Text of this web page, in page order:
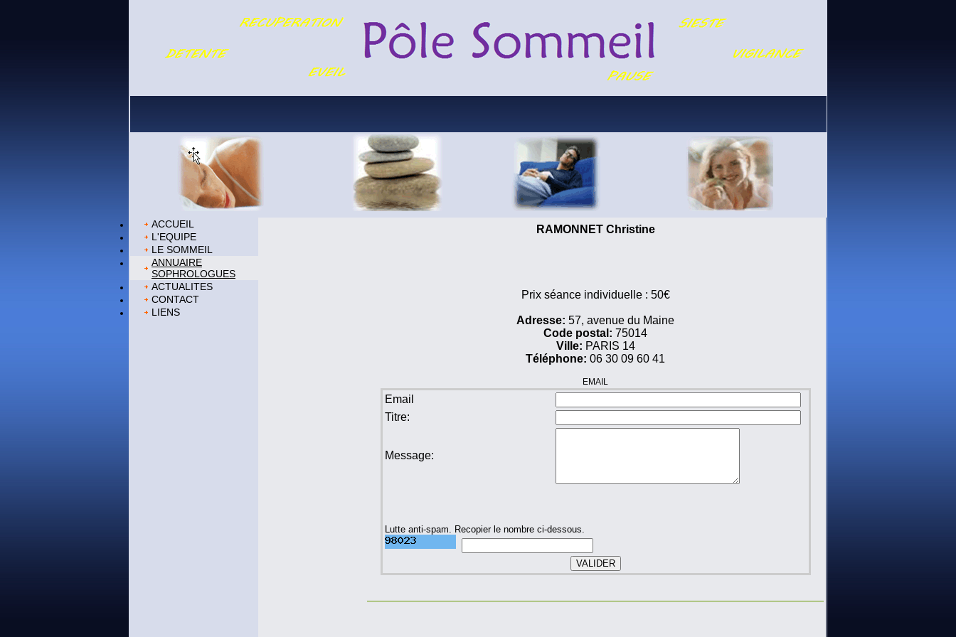
ACCUEIL
L'EQUIPE
LE SOMMEIL
ANNUAIRE
SOPHROLOGUES
ACTUALITES
CONTACT
LIENS
RAMONNET Christine
Prix séance individuelle : 50€
Adresse: 57, avenue du Maine
Code postal: 75014
Ville: PARIS 14
Téléphone: 06 30 09 60 41
EMAIL
Email
Titre:
Message:
Lutte anti-spam. Recopier le nombre ci-dessous.